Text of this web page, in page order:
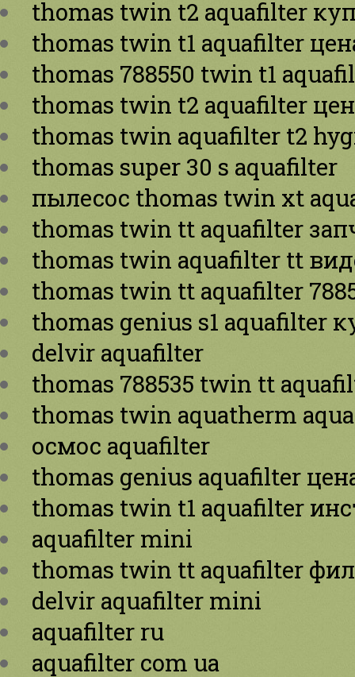
thomas twin t2 aquafilter
thomas twin t1 aquafilter
thomas 788550 twin t1
thomas twin t2 aquafilter
thomas twin aquafilter t2
thomas super 30 s aquafilter
пылесос thomas twin xt
thomas twin tt aquafilter
thomas twin aquafilter tt
thomas twin tt aquafilter
thomas genius s1 aquafilter
delvir aquafilter
thomas 788535 twin tt
thomas twin aquatherm
осмос aquafilter
thomas genius aquafilter
thomas twin t1 aquafilter
aquafilter mini
thomas twin tt aquafilter
delvir aquafilter mini
aquafilter ru
aquafilter com ua